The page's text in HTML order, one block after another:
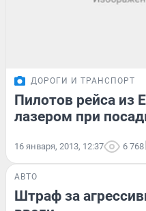
ДОРОГИ И ТРАНСПОРТ
Пилотов рейса из
лазером при
16 января, 2013, 12:37 6 768
АВТО
Штраф за